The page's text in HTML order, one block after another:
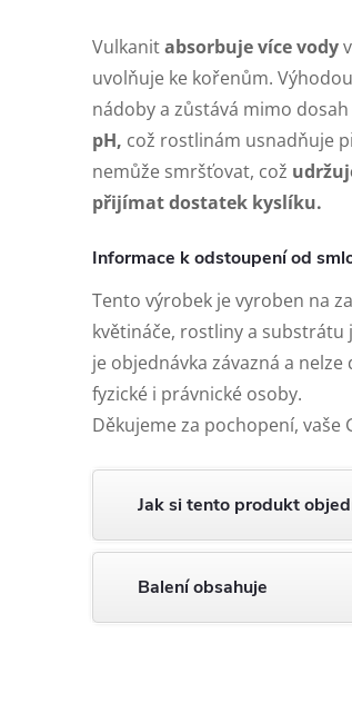
Vulkanitabsorbuje více vody
uvolňuje ke kořenům.
nádoby a zůstává mimo
pH, což rostlinám usnadňuje
nemůže smršťovat, což
přijímat dostatek kyslíku.
Informace k odstoupení od
Tento výrobek je vyroben na
květináče, rostliny a
je objednávka závazná a
fyzické i právnické osoby.
Děkujeme za pochopení, vaše
Jak si tento produkt
Balení obsahuje